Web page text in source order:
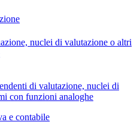
nuclei di valutazione o altri
di valutazione, nuclei di
con funzioni analoghe
e contabile